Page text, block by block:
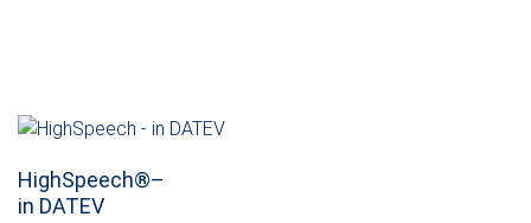
HighSpeech®–
in DATEV